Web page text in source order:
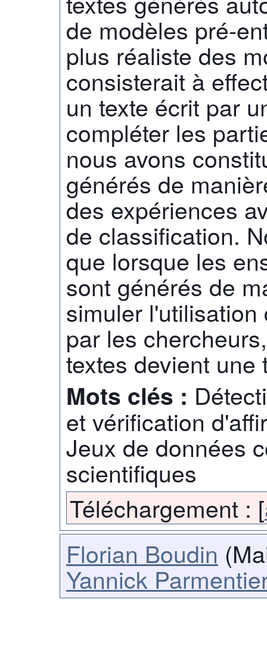
de modèles pré-
plus réaliste des
consisterait à
un texte écrit par
compléter les
nous avons
générés de
des expériences
de classification.
que lorsque les
sont générés de
simuler
par les
textes devient
Mots clés :
et vérification
Jeux de données
scientifiques
Téléchargement : [
Florian Boudin
Yannick